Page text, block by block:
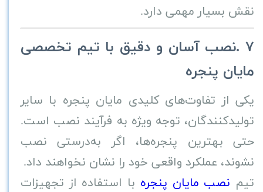
نقش بسیار مهمی دارد.
۷.نصب آسان و دقیق با تیم تخصصی
مایان پنجره
یکی از تفاوت‌های کلیدی مایان پنجره با سایر
تولیدکنندگان، توجه ویژه به فرآیند نصب است.
حتی بهترین پنجره‌ها، اگر به‌درستی نصب
نشوند، عملکرد واقعی خود را نشان نخواهند داد.
تیم نصب مایان پنجره با استفاده از تجهیزات